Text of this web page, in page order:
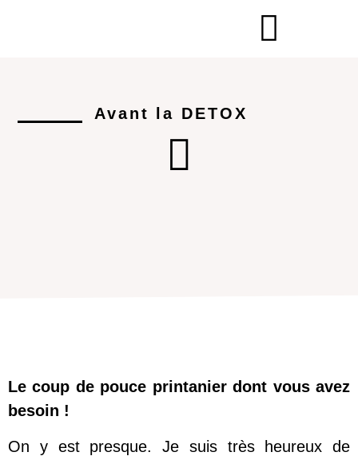
Avant la DETOX
Le coup de pouce printanier dont vous avez
besoin !
On y est presque. Je suis très heureux de